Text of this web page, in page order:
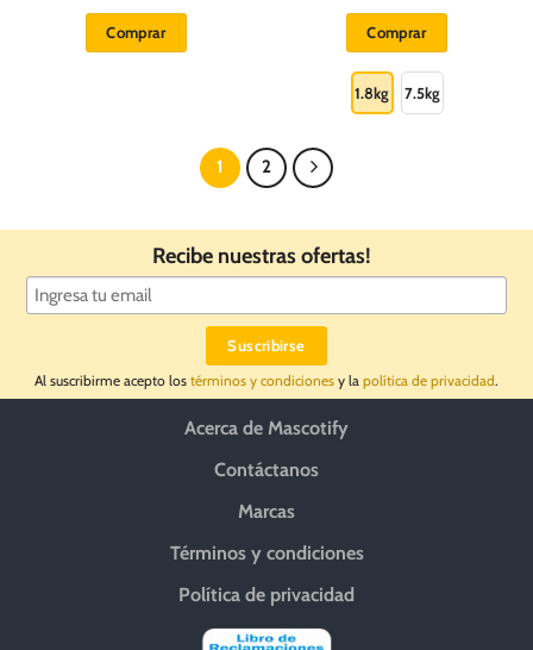
Comprar
Comprar
producto
tiene
en
de
1.8kg 7.5kg
1 2
Recibe nuestras ofertas!
Al suscribirme acepto los términos y condiciones y la política de privacidad.
Acerca de Mascotify
Contáctanos
Marcas
Términos y condiciones
Política de privacidad